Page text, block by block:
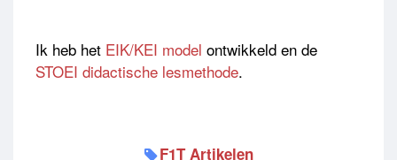
Ik heb het EIK/KEI model ontwikkeld en de
STOEI didactische lesmethode.
F1T Artikelen